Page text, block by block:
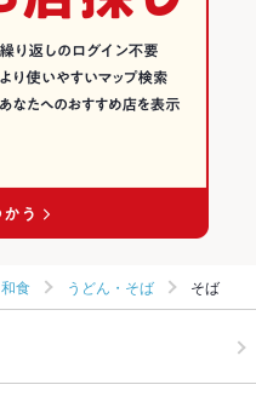
和食 うどん・そば そば